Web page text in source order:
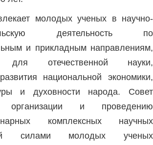
молодых ученых в научно-
деятельность по
и прикладным направлениям,
для отечественной науки,
национальной экономики,
и духовности народа. Совет
организации и проведению
комплексных научных
силами молодых ученых